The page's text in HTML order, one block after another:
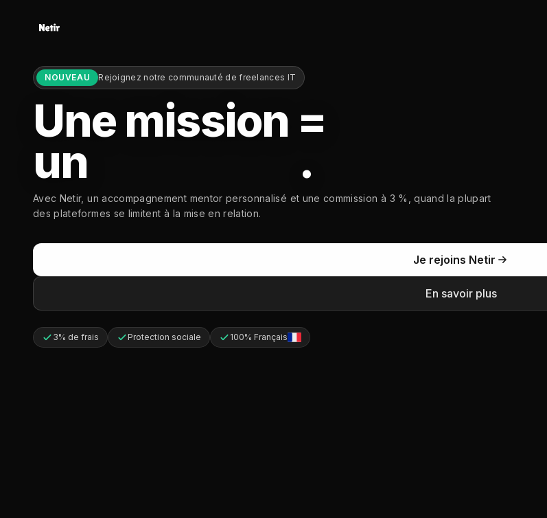
NOUVEAU Rejoignez notre communauté de freelances IT
Une mission =
un .
Avec Netir, un accompagnement mentor personnalisé et une commission à 3 %, quand la plupart
des plateformes se limitent à la mise en relation.
Je rejoins Netir
En savoir plus
3% de frais Protection sociale 100% Français